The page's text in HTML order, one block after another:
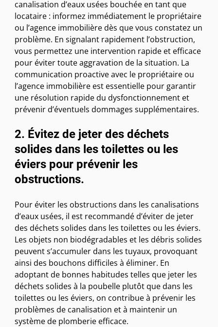
canalisation d’eaux usées bouchée en tant que
locataire : informez immédiatement le propriétaire
ou l’agence immobilière dès que vous constatez un
problème. En signalant rapidement l’obstruction,
vous permettez une intervention rapide et efficace
pour éviter toute aggravation de la situation. La
communication proactive avec le propriétaire ou
l’agence immobilière est essentielle pour garantir
une résolution rapide du dysfonctionnement et
prévenir d’éventuels dommages supplémentaires.
2. Évitez de jeter des déchets
solides dans les toilettes ou les
éviers pour prévenir les
obstructions.
Pour éviter les obstructions dans les canalisations
d’eaux usées, il est recommandé d’éviter de jeter
des déchets solides dans les toilettes ou les éviers.
Les objets non biodégradables et les débris solides
peuvent s’accumuler dans les tuyaux, provoquant
ainsi des bouchons difficiles à éliminer. En
adoptant de bonnes habitudes telles que jeter les
déchets solides à la poubelle plutôt que dans les
toilettes ou les éviers, on contribue à prévenir les
problèmes de canalisation et à maintenir un
système de plomberie efficace.